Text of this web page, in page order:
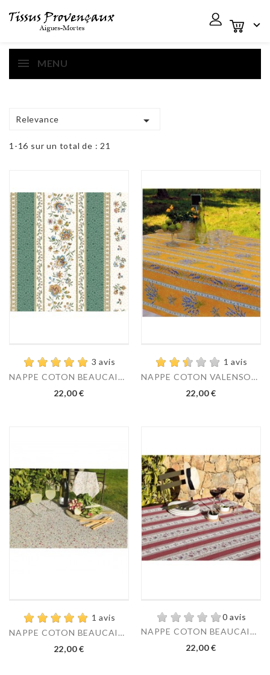

MENU
Relevance 
1-16 sur un total de : 21
3 avis
NAPPE COTON BEAUCAIRE...
22,00 €
1 avis
NAPPE COTON VALENSOLE...
22,00 €
1 avis
NAPPE COTON BEAUCAIRE...
22,00 €
0 avis
NAPPE COTON BEAUCAIRE...
22,00 €